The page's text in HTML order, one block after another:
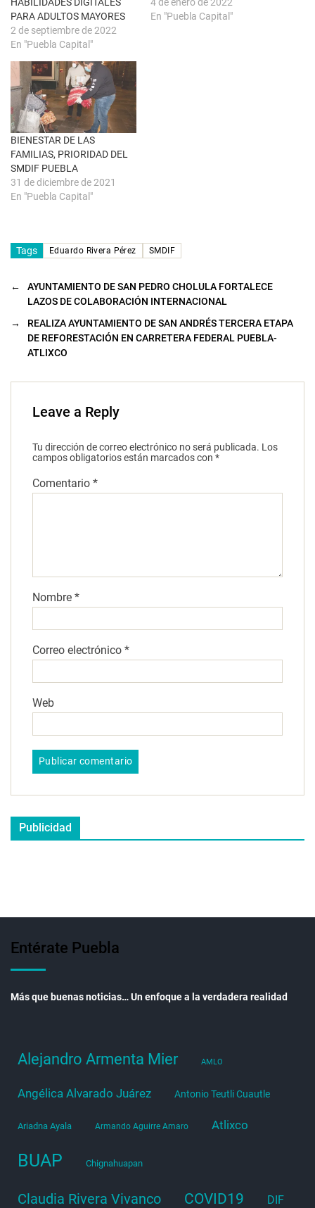
e
v
a
)
e
e
n
u
n
v
e
n
t
a
n
a
n
u
e
v
a
)
PARA ADULTOS MAYORES
2 de septiembre de 2022
En "Puebla Capital"
En "Puebla Capital"
BIENESTAR DE LAS
FAMILIAS, PRIORIDAD DEL
SMDIF PUEBLA
31 de diciembre de 2021
En "Puebla Capital"
Tags Eduardo Rivera Pérez SMDIF
←
AYUNTAMIENTO DE SAN PEDRO CHOLULA FORTALECE
LAZOS DE COLABORACIÓN INTERNACIONAL
→
REALIZA AYUNTAMIENTO DE SAN ANDRÉS TERCERA ETAPA
DE REFORESTACIÓN EN CARRETERA FEDERAL PUEBLA-
ATLIXCO
Leave a Reply
Tu dirección de correo electrónico no será publicada. Los
campos obligatorios están marcados con *
Comentario *
Nombre *
Correo electrónico *
Web
Publicidad
Entérate Puebla
Más que buenas noticias… Un enfoque a la verdadera realidad
Alejandro Armenta Mier AMLO
Angélica Alvarado Juárez Antonio Teutli Cuautle
Ariadna Ayala Armando Aguirre Amaro Atlixco
BUAP Chignahuapan
Claudia Rivera Vivanco COVID19 DIF